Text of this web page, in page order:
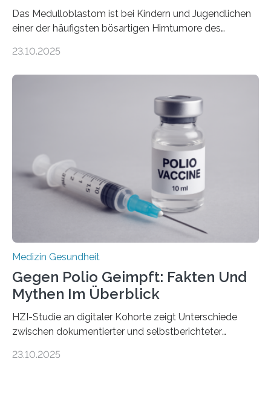
Das Medulloblastom ist bei Kindern und Jugendlichen
einer der häufigsten bösartigen Hirntumore des
Betroffenen können mit heutigen Methoden geheilt
Dringend benötigt werden zielgerichtete Therapien, die
nur Tumorschwachstellen angreifen und normales
Gewebe verschonen. Forschende um Daniel Merk vom
Hertie-Institut für klinische Hirnforschung am
Universitätsklinikum Tübingen haben eine solche
Schwachstelle im Erbgut einer Untergruppe des
Medulloblastoms gefunden. Die Wilhelm Sander-
Stiftung unterstützte das Projekt…
23.10.2025
Medizin Gesundheit
Gegen Polio Geimpft: Fakten Und
Mythen Im Überblick
HZI-Studie an digitaler Kohorte zeigt Unterschiede
zwischen dokumentierter und selbstberichteter
Kinderlähmung, ist eine ansteckende Krankheit, die
23.10.2025